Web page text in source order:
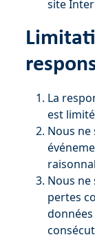
site
La
est
Nous ne
Nous ne
pertes